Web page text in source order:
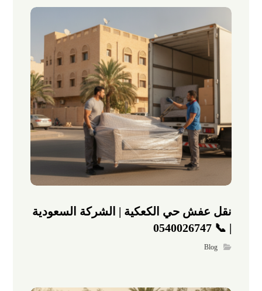
نقل عفش حي الكعكية | الشركة السعودية
| 📞 0540026747
Blog